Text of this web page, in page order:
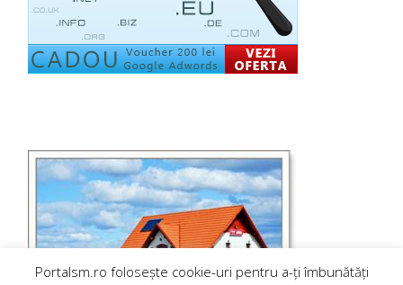
Portalsm.ro folosește cookie-uri pentru a-ți îmbunătăți